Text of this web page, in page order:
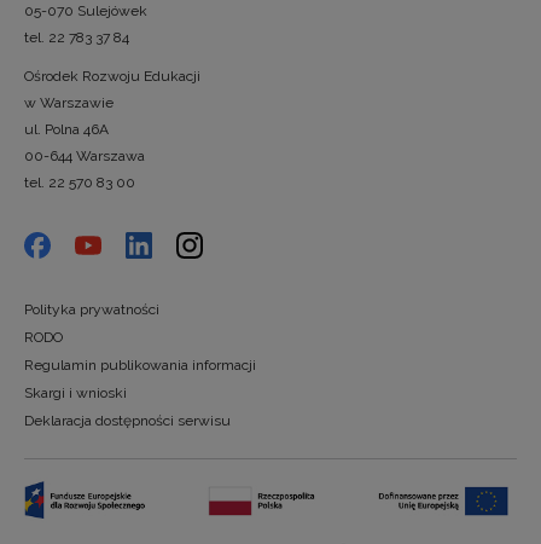
05-070 Sulejówek
tel. 22 783 37 84
Ośrodek Rozwoju Edukacji
w Warszawie
ul. Polna 46A
00-644 Warszawa
tel. 22 570 83 00
Polityka prywatności
RODO
Regulamin publikowania informacji
Skargi i wnioski
Deklaracja dostępności serwisu